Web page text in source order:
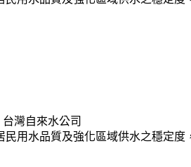
灣自來水公司
民用水品質及強化區域供水之穩定